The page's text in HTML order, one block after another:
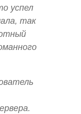
успел
так